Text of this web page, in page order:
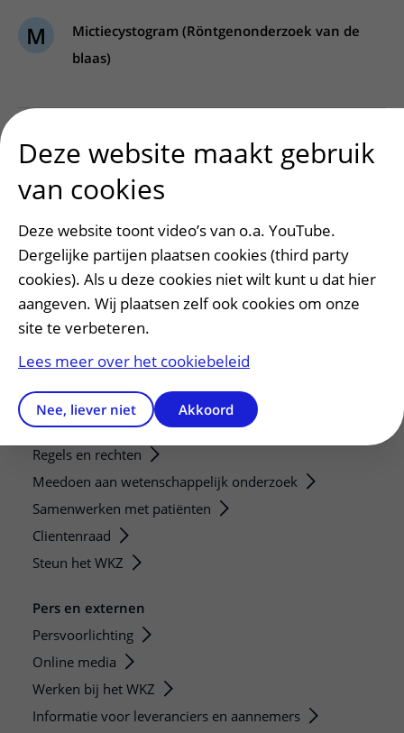
M
Mictiecystogram (Röntgenonderzoek van de
blaas)
N
Nieronderzoek (Renogram)
Nierscintigrafie
R
Renogram
Röntgenonderzoek van de blaas
Patiëntenservice
Regels en rechten
Meedoen aan wetenschappelijk onderzoek
Samenwerken met patiënten
Clientenraad
Steun het WKZ
Pers en externen
Persvoorlichting
Online media
Werken bij het WKZ
Informatie voor leveranciers en aannemers
Deze website maakt gebruik
van cookies
Deze website toont video’s van o.a. YouTube.
Dergelijke partijen plaatsen cookies (third party
cookies). Als u deze cookies niet wilt kunt u dat hier
aangeven. Wij plaatsen zelf ook cookies om onze
site te verbeteren.
Lees meer over het cookiebeleid
Nee, liever niet Akkoord